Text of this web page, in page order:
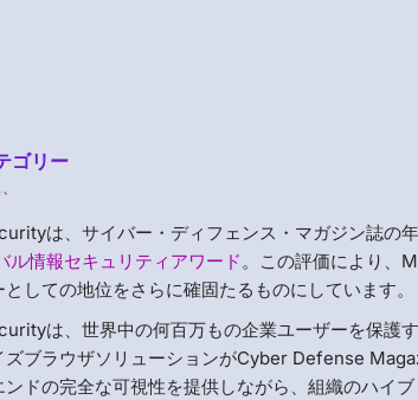
ゴリー
、
は、サイバー・ディフェンス・マガジン誌の
ル情報セキュリティアワード。この評価により、
しての地位をさらに確固たるものにしています。
は、世界中の何百万もの企業ユーザーを保護
ズブラウザソリューションがCyber Defense
ンドの完全な可視性を提供しながら、組織のハイ